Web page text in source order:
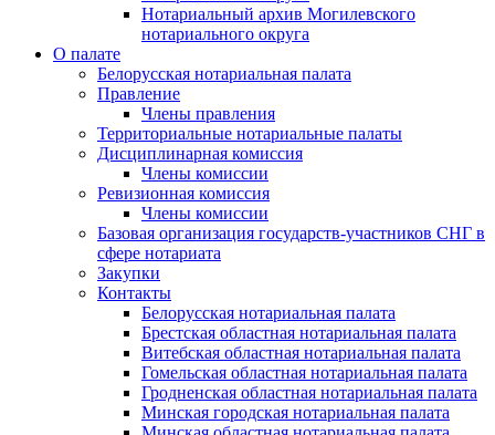
Нотариальный архив Могилевского
нотариального округа
О палате
Белорусская нотариальная палата
Правление
Члены правления
Территориальные нотариальные палаты
Дисциплинарная комиссия
Члены комиссии
Ревизионная комиссия
Члены комиссии
Базовая организация государств-участников СНГ в
сфере нотариата
Закупки
Контакты
Белорусская нотариальная палата
Брестская областная нотариальная палата
Витебская областная нотариальная палата
Гомельская областная нотариальная палата
Гродненская областная нотариальная палата
Минская городская нотариальная палата